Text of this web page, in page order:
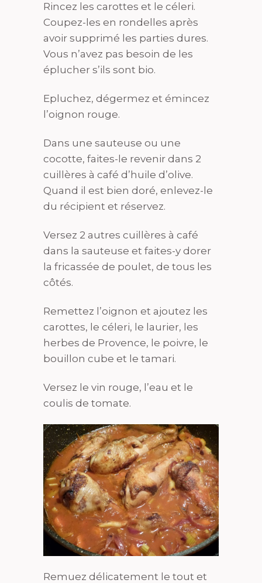
Rincez les carottes et le céleri.
Coupez-les en rondelles après
avoir supprimé les parties dures.
Vous n’avez pas besoin de les
éplucher s’ils sont bio.
Epluchez, dégermez et émincez
l’oignon rouge.
Dans une sauteuse ou une
cocotte, faites-le revenir dans 2
cuillères à café d’huile d’olive.
Quand il est bien doré, enlevez-le
du récipient et réservez.
Versez 2 autres cuillères à café
dans la sauteuse et faites-y dorer
la fricassée de poulet, de tous les
côtés.
Remettez l’oignon et ajoutez les
carottes, le céleri, le laurier, les
herbes de Provence, le poivre, le
bouillon cube et le tamari.
Versez le vin rouge, l’eau et le
coulis de tomate.
Remuez délicatement le tout et